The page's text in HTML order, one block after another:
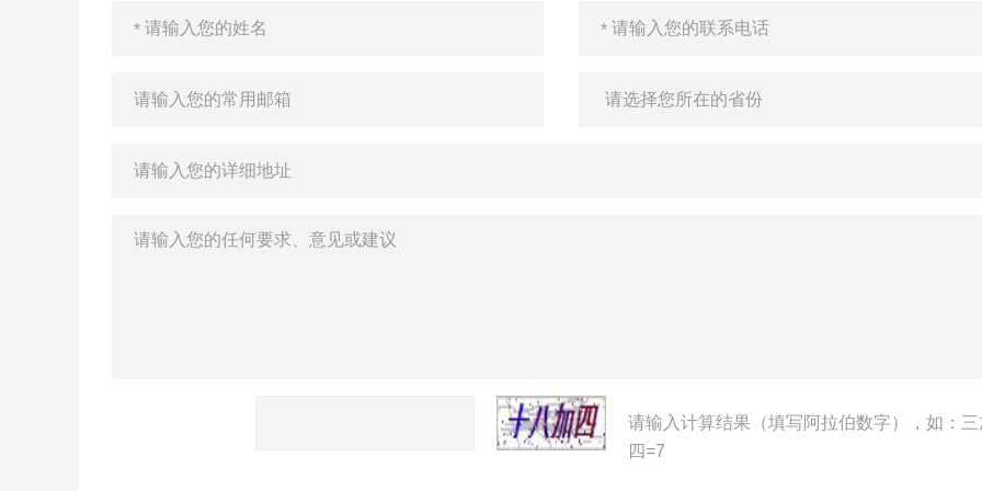
请输入计算结果（填写阿拉伯数字），如：
四=7